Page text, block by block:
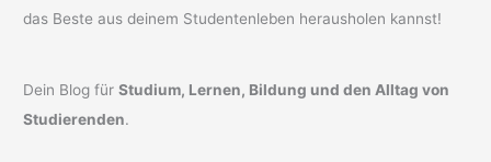
das Beste aus deinem Studentenleben herausholen kannst!
Dein Blog fürStudium, Lernen, Bildung und den Alltag von
Studierenden.